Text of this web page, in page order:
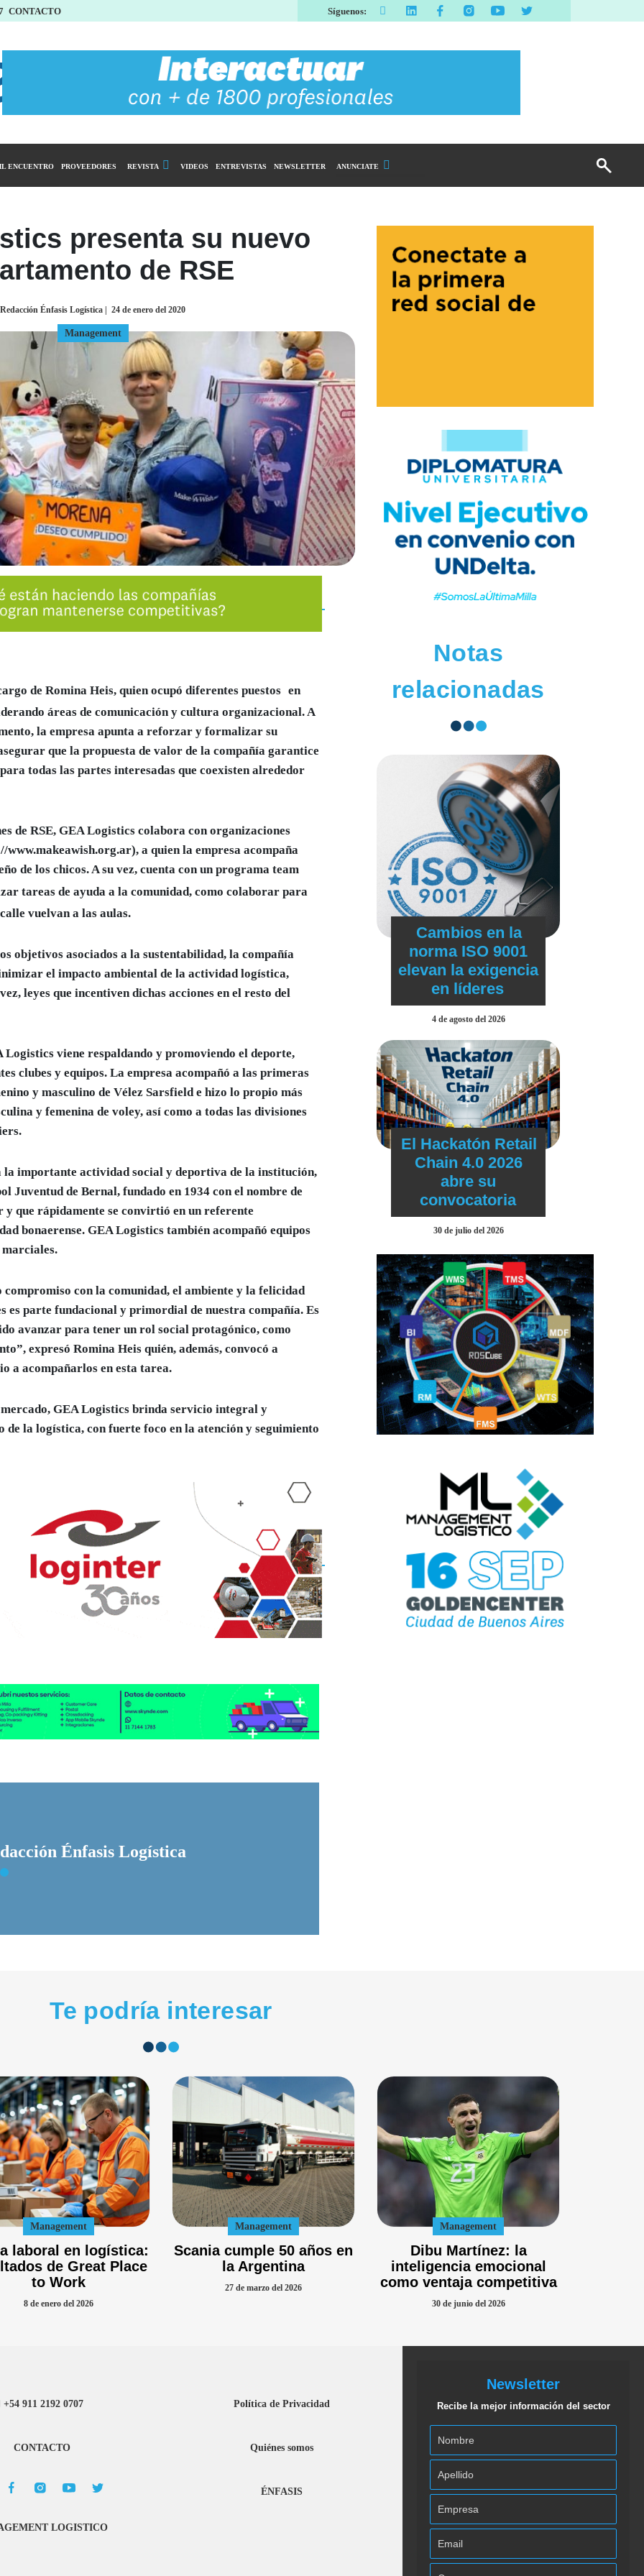
CONTACTO Síguenos:
del Agro
ENCUENTRO PROVEEDORES REVISTA
INGRESAR
SUSCRÍBASE
VIDEOS ENTREVISTAS NEWSLETTER ANUNCIATE
Email Marketing
Branded Content
Publicidad Revista
presenta su nuevo
de RSE
Redacción Énfasis Logística 24 de enero del 2020
Management
de Romina Heis, quien ocupó diferentes puestos en
áreas de comunicación y cultura organizacional. A
la empresa apunta a reforzar y formalizar su
que la propuesta de valor de la compañía garantice
todas las partes interesadas que coexisten alrededor
de RSE, GEA Logistics colabora con organizaciones
a quien la empresa acompaña
de los chicos. A su vez, cuenta con un programa team
tareas de ayuda a la comunidad, como colaborar para
vuelvan a las aulas.
objetivos asociados a la sustentabilidad, la compañía
el impacto ambiental de la actividad logística,
leyes que incentiven dichas acciones en el resto del
Logistics viene respaldando y promoviendo el deporte,
clubes y equipos. La empresa acompañó a las primeras
y masculino de Vélez Sarsfield e hizo lo propio más
y femenina de voley, así como a todas las divisiones
la importante actividad social y deportiva de la institución,
Juventud de Bernal, fundado en 1934 con el nombre de
que rápidamente se convirtió en un referente
bonaerense. GEA Logistics también acompañó equipos
marciales.
compromiso con la comunidad, el ambiente y la felicidad
es parte fundacional y primordial de nuestra compañía. Es
avanzar para tener un rol social protagónico, como
expresó Romina Heis quién, además, convocó a
a acompañarlos en esta tarea.
mercado, GEA Logistics brinda servicio integral y
de la logística, con fuerte foco en la atención y seguimiento
Énfasis Logística
Notas
relacionadas
Cambios en la
norma ISO 9001
elevan la exigencia
en líderes
4 de agosto del 2026
El Hackatón Retail
Chain 4.0 2026
abre su
convocatoria
30 de julio del 2026
Te podría interesar
Management
laboral en logística:
de Great Place
to Work
8 de enero del 2026
Management
Scania cumple 50 años en
la Argentina
27 de marzo del 2026
Management
Dibu Martínez: la
inteligencia emocional
como ventaja competitiva
30 de junio del 2026
+54 911 2192 0707
CONTACTO
LOGISTICO
Política de Privacidad
Quiénes somos
ÉNFASIS
Newsletter
Recibe la mejor información del sector